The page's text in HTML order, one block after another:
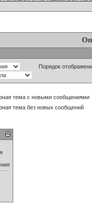
Порядок
тема с новыми сообщениями
тема без новых сообщений